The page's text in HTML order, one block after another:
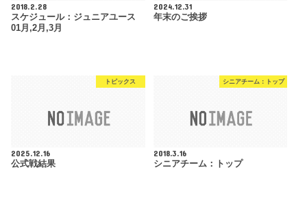
2018.2.28
スケジュール：ジュニアユース
01月,2月,3月
2024.12.31
年末のご挨拶
トピックス
2025.12.16
公式戦結果
シニアチーム：トップ
2018.3.16
シニアチーム：トップ